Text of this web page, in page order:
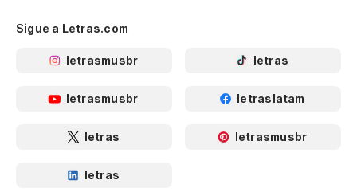
Sigue a Letras.com
letrasmusbr letras
letrasmusbr letraslatam
letras letrasmusbr
letras